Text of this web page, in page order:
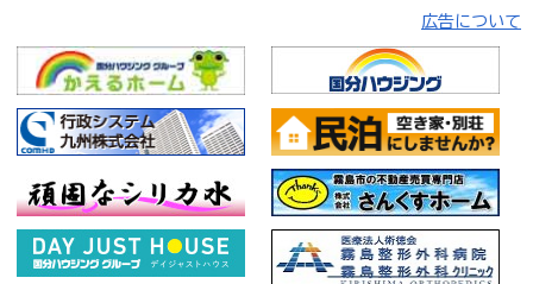
広告について